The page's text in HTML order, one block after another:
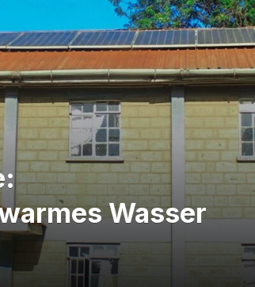
Wasser